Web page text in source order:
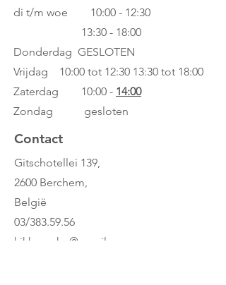
di t/m woe 10:00 - 12:30
13:30 - 18:00
Donderdag GESLOTEN
Vrijdag 10:00 tot 12:30 13:30 tot 18:00
Zaterdag 10:00 - 14:00
Zondag gesloten
Contact
Gitschotellei 139,
2600 Berchem,
België
03/383.59.56
kikkerenko@gmail.com